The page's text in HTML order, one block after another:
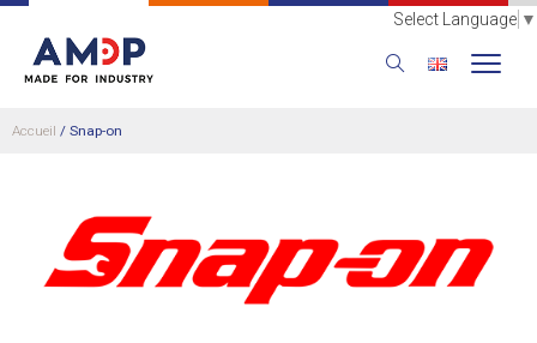
Select Language ▼
Accueil / Snap-on